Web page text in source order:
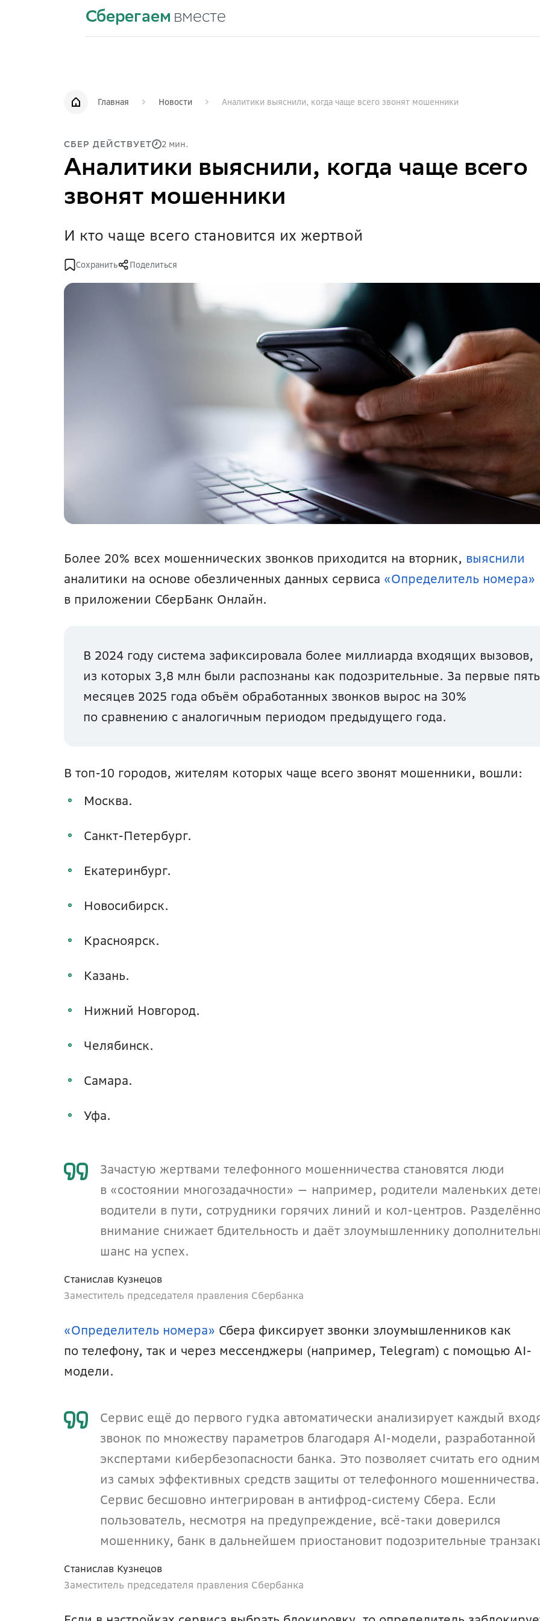
Сберегаем вместе
Главная Новости Аналитики выяснили, когда чаще всего звонят мошенники
СБЕР ДЕЙСТВУЕТ 2 мин.
Аналитики выяснили, когда чаще всего
звонят мошенники
И кто чаще всего становится их жертвой
Сохранить Поделиться
Более 20% всех мошеннических звонков приходится на вторник,
аналитики на основе обезличенных данных сервиса «Определитель номера»
в приложении СберБанк Онлайн.
В 2024 году система зафиксировала более миллиарда входящих вызовов,
из которых 3,8 млн были распознаны как подозрительные. За первые пять
месяцев 2025 года объём обработанных звонков вырос на 30%
по сравнению с аналогичным периодом предыдущего года.
В топ-10 городов, жителям которых чаще всего звонят мошенники, вошли:
Москва.
Санкт-Петербург.
Екатеринбург.
Новосибирск.
Красноярск.
Казань.
Нижний Новгород.
Челябинск.
Самара.
Уфа.
Зачастую жертвами телефонного мошенничества становятся люди
в «состоянии многозадачности» — например, родители маленьких
водители в пути, сотрудники горячих линий и кол-центров.
внимание снижает бдительность и даёт злоумышленнику
шанс на успех.
Станислав Кузнецов
Заместитель председателя правления Сбербанка
«Определитель номера» Сбера фиксирует звонки злоумышленников как
по телефону, так и через мессенджеры (например, Telegram) с помощью AI-
модели.
Сервис ещё до первого гудка автоматически анализирует каждый
звонок по множеству параметров благодаря AI-модели, разработанной
экспертами кибербезопасности банка. Это позволяет считать его одним
из самых эффективных средств защиты от телефонного мошенничества.
Сервис бесшовно интегрирован в антифрод-систему Сбера. Если
пользователь, несмотря на предупреждение, всё-таки доверился
мошеннику, банк в дальнейшем приостановит подозрительные
Станислав Кузнецов
Заместитель председателя правления Сбербанка